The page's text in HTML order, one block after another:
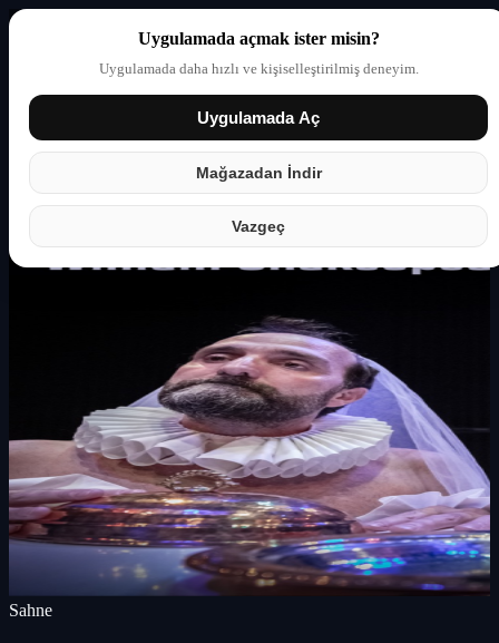
Uygulamada açmak ister misin?
Uygulamada daha hızlı ve kişiselleştirilmiş deneyim.
Uygulamada Aç
Mağazadan İndir
Vazgeç
Giriş yap Partner
Sahne